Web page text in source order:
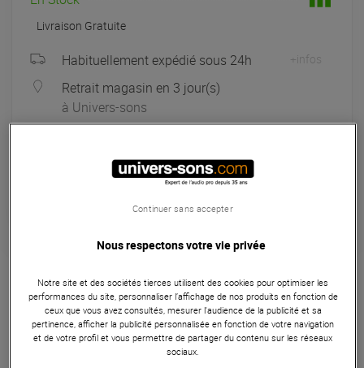
Livraison Gratuite
Habituellement expédié sous 24h +infos
Retrait magasin en 3 jour(s)
à Univers-sons
Apport initial :
Mensualités :
TAEG fixe :
Eligible à la Garantie Sérénité
Micro sans fil chant
Le Shure GLXD4+ Z4 est un récepteur numérique pour
Nous respectons votre vie privée
Notre site et des sociétés tierces utilisent des cookies pour optimiser les
performances du site, personnaliser l’affichage de nos produits en fonction de
ceux que vous avez consultés, mesurer l'audience de la publicité et sa
pertinence, afficher la publicité personnalisée en fonction de votre navigation
et de votre profil et vous permettre de partager du contenu sur les réseaux
sociaux.
Continuer sans accepter